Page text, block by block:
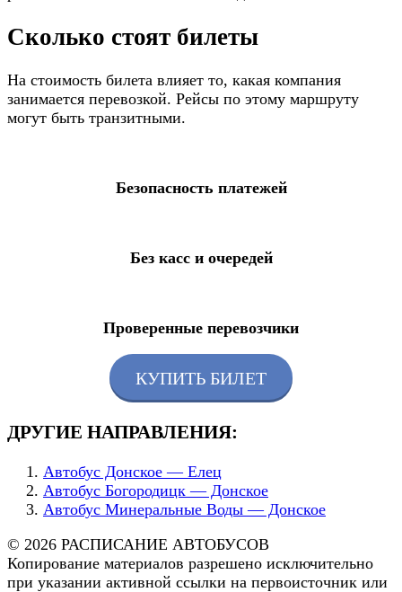
Сколько стоят билеты
На стоимость билета влияет то, какая компания
занимается перевозкой. Рейсы по этому маршруту
могут быть транзитными.
Безопасность платежей
Без касс и очередей
Проверенные перевозчики
КУПИТЬ БИЛЕТ
ДРУГИЕ НАПРАВЛЕНИЯ:
Автобус Донское — Елец
Автобус Богородицк — Донское
Автобус Минеральные Воды — Донское
© 2026 РАСПИСАНИЕ АВТОБУСОВ
Копирование материалов разрешено исключительно
при указании активной ссылки на первоисточник или